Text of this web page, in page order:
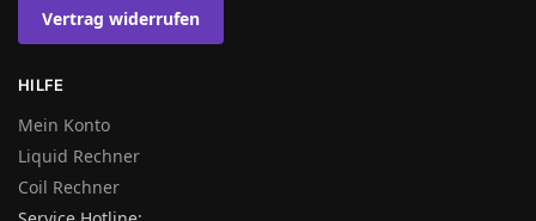
Vertrag widerrufen
HILFE
Mein Konto
Liquid Rechner
Coil Rechner